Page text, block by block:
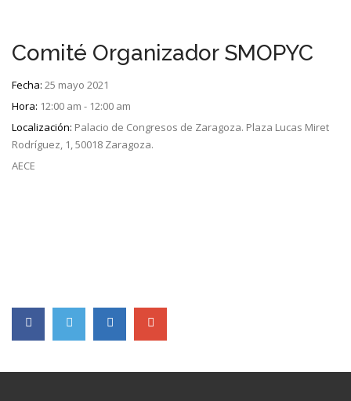
Comité Organizador SMOPYC
Fecha: 25 mayo 2021
Hora: 12:00 am - 12:00 am
Localización: Palacio de Congresos de Zaragoza. Plaza Lucas Miret
Rodríguez, 1, 50018 Zaragoza.
AECE